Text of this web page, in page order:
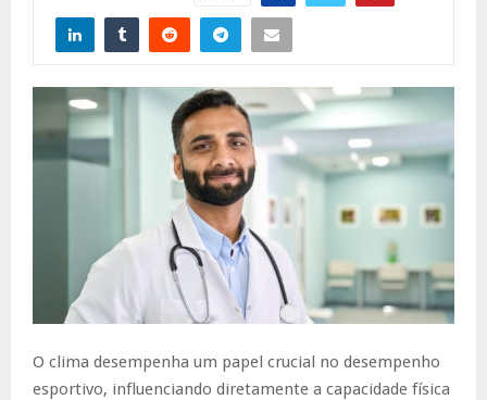
O clima desempenha um papel crucial no desempenho
esportivo, influenciando diretamente a capacidade física